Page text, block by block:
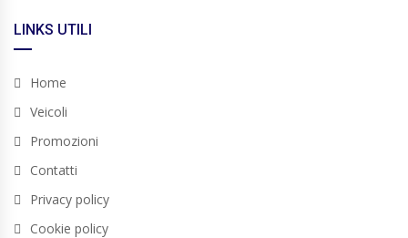
LINKS UTILI
Home
Veicoli
Promozioni
Contatti
Privacy policy
Cookie policy